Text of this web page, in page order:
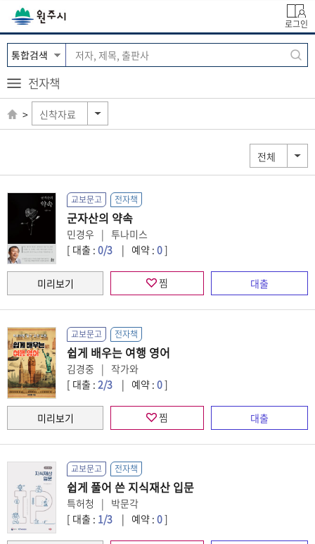
로그인
전자책
신착자료
전체
군자산의 약속
민경우 투나미스
교보문고 전자책
[ 대출 : 0/3 예약 : 0]
찜
쉽게 배우는 여행 영어
김경중 작가와
교보문고 전자책
[ 대출 : 2/3 예약 : 0]
찜
쉽게 풀어 쓴 지식재산 입문
특허청 박문각
교보문고 전자책
[ 대출 : 1/3 예약 : 0]